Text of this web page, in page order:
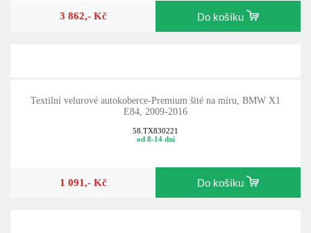
3 862,- Kč Do košíku
Textilní velurové autokoberce-Premium šité na míru, BMW X1
E84, 2009-2016
58.TX830221
od 8-14 dní
1 091,- Kč Do košíku